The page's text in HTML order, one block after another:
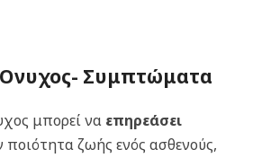
Συμπτώματα
μπορεί να επηρεάσει
ποιότητα ζωής ενός ασθενούς,